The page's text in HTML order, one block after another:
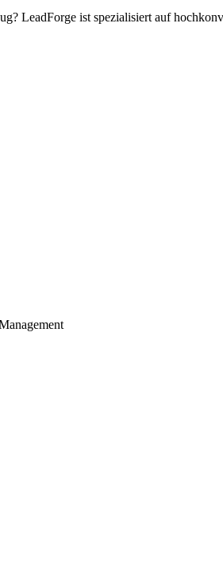
? LeadForge ist spezialisiert auf